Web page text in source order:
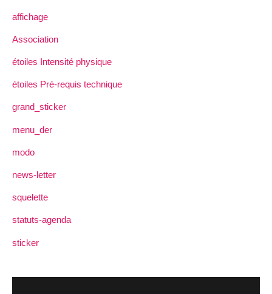
affichage
Association
étoiles Intensité physique
étoiles Pré-requis technique
grand_sticker
menu_der
modo
news-letter
squelette
statuts-agenda
sticker